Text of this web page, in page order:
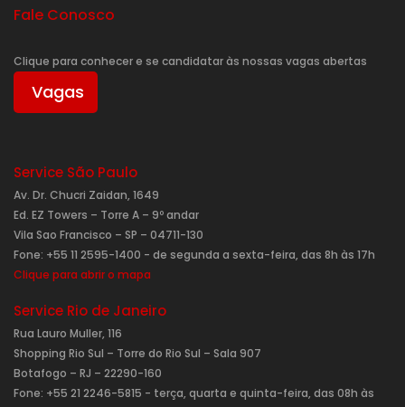
Fale Conosco
Clique para conhecer e se candidatar às nossas vagas abertas
Vagas
Service São Paulo
Av. Dr. Chucri Zaidan, 1649
Ed. EZ Towers – Torre A – 9º andar
Vila Sao Francisco – SP – 04711-130
Fone: +55 11 2595-1400 - de segunda a sexta-feira, das 8h às 17h
Clique para abrir o mapa
Service Rio de Janeiro
Rua Lauro Muller, 116
Shopping Rio Sul – Torre do Rio Sul – Sala 907
Botafogo – RJ – 22290-160
Fone: +55 21 2246-5815 - terça, quarta e quinta-feira, das 08h às